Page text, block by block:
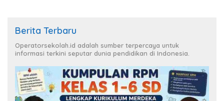
Berita Terbaru
Operatorsekolah.id adalah sumber terpercaya untuk
informasi terkini seputar dunia pendidikan di Indonesia.